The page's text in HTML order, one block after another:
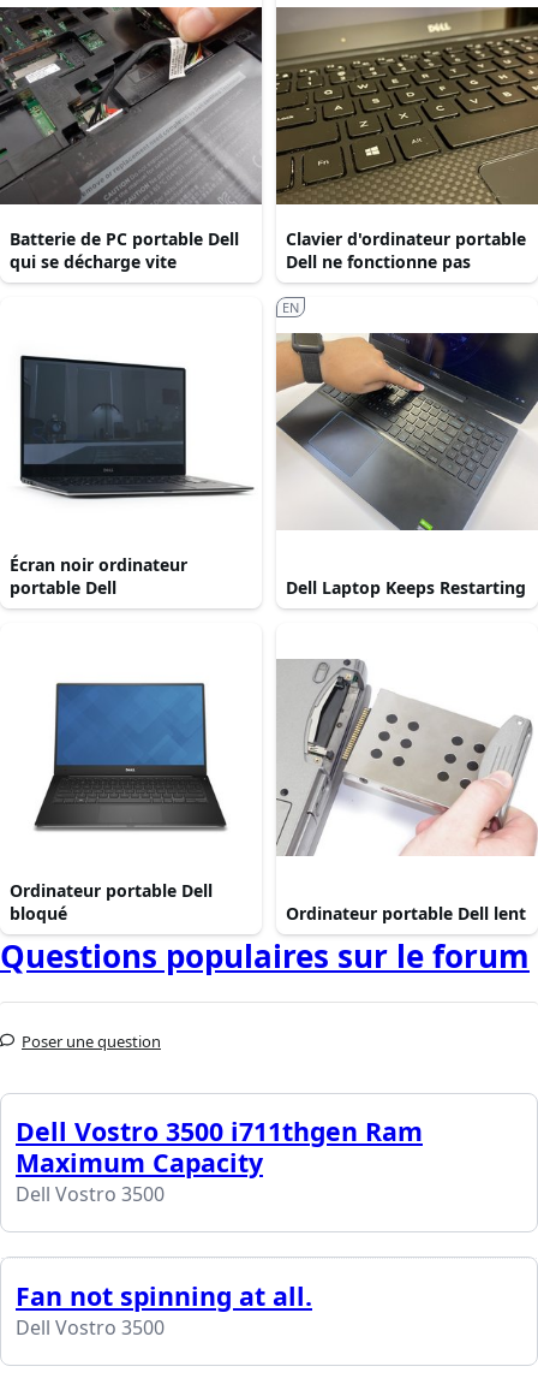
Batterie de PC portable Dell
qui se décharge vite
Clavier d'ordinateur portable
Dell ne fonctionne pas
Écran noir ordinateur
portable Dell
Dell Laptop Keeps Restarting
EN
Ordinateur portable Dell
bloqué
Ordinateur portable Dell lent
Questions populaires sur le forum
Poser une question
Dell Vostro 3500 i711thgen Ram
Maximum Capacity
Dell Vostro 3500
Fan not spinning at all.
Dell Vostro 3500